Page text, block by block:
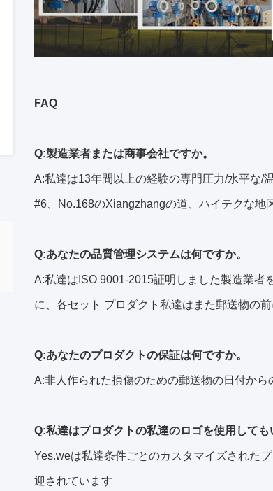
FAQ
Q:製造業者または商事会社ですか。
A:私達は13年間以上の経験の専門圧力/水平な/
#6、No.168のXiangzhangの道、ハイテクな地
Q:あなたの品質管理システムは何ですか。
A:私達はISO 9001-2015証明しました製造業
に、各セット プロダクト私達はまた郵送物の
Q:あなたのプロダクトの保証は何ですか。
A:非人作られた損傷のための郵送物の日付から
Q:私達はプロダクトの私達のロゴを使用して
Yes.weは私達条件ごとのカスタマイズされた
迎されています